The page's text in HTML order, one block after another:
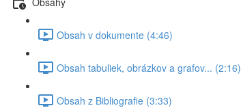
Obsah v dokumente (4:46)
Obsah tabuliek, obrázkov a grafov... (2:16)
Obsah z Bibliografie (3:33)